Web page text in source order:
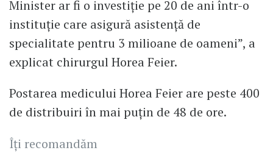
Minister ar fi o investiție pe 20 de ani într-o
instituție care asigură asistență de
specialitate pentru 3 milioane de oameni”, a
explicat chirurgul Horea Feier.
Postarea medicului Horea Feier are peste 400
de distribuiri în mai puțin de 48 de ore.
Îți recomandăm